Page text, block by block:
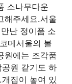
소나무다운
해주세요.서울
난 정이품 소
메서울의 볼
원에는 조각품
원 같기도 하
집이 놓여 있